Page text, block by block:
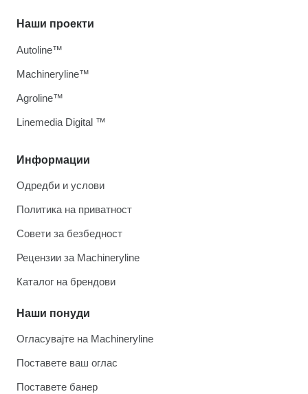
Информации
Одредби и услови
Политика на приватност
Совети за безбедност
Рецензии за Machineryline
Каталог на брендови
Наши понуди
Огласувајте на Machineryline
Поставете ваш оглас
Поставете банер
Наши проекти
Autoline™
Machineryline™
Agroline™
Linemedia Digital ™